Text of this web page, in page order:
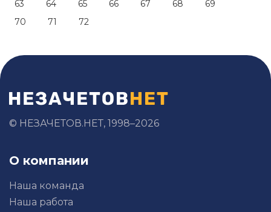
63
64 65 66 67 68
69
70
71 72
© НЕЗАЧЕТОВ.НЕТ, 1998–2026
О компании
Наша команда
Наша работа